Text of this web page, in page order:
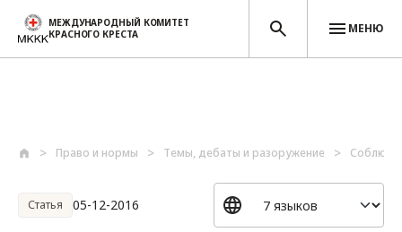
МЕЖДУНАРОДНЫЙ КОМИТЕТ
КРАСНОГО КРЕСТА
МЕНЮ
Право и нормы Темы, дебаты и разоружение
Статья 05-12-2016